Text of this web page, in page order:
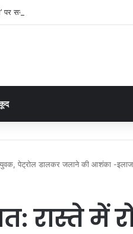
पर सख्ती: RTI के बाद घरघोड़ा जनपद में
युवक, पेट्रोल डालकर जलाने की आशंका -
रास्ते में